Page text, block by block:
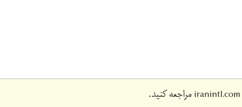
iranintl.comمراجعه کنید.